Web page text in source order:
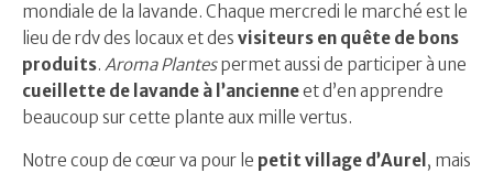
mondiale de la lavande. Chaque mercredi le marché est le
lieu de rdv des locaux et des visiteurs en quête de bons
produits. Aroma Plantespermet aussi de participer à une
cueillette de lavande à l’ancienneet d’en apprendre
beaucoup sur cette plante aux mille vertus.
Notre coup de cœur va pour le petit village d’Aurel , mais